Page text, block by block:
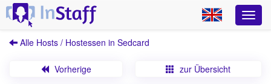
Alle Hosts / Hostessen in Sedcard
Vorherige zur Übersicht